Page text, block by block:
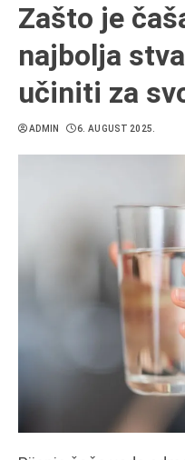
Zašto je
najbolja
učiniti za
ADMIN 6. AUGUST 2025.